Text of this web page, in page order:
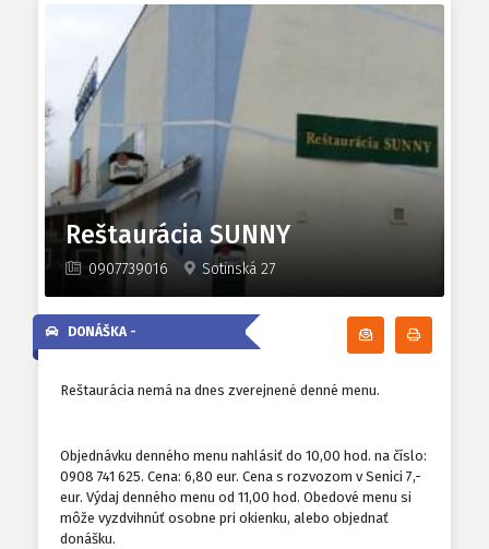
Reštaurácia SUNNY
0907739016 Sotinská 27
Odoberať
DONÁŠKA -
Reštaurácia nemá na dnes zverejnené denné menu.
Objednávku denného menu nahlásiť do 10,00 hod. na číslo:
0908 741 625. Cena: 6,80 eur. Cena s rozvozom v Senici 7,-
eur. Výdaj denného menu od 11,00 hod. Obedové menu si
môže vyzdvihnúť osobne pri okienku, alebo objednať
donášku.